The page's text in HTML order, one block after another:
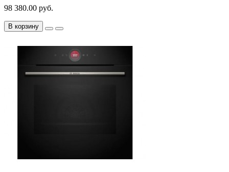
98 380.00 руб.
В корзину